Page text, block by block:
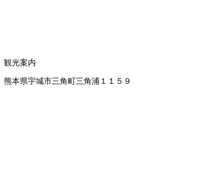
観光案内
熊本県宇城市三角町三角浦１１５９